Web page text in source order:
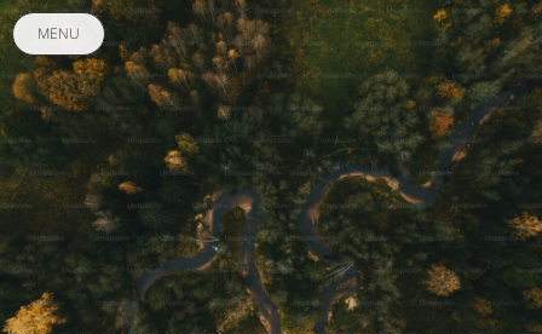
MENU